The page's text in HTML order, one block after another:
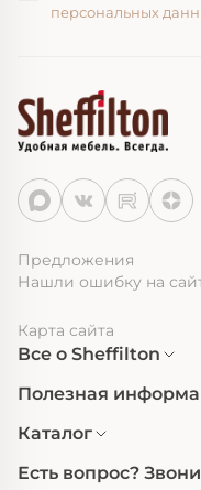
персональных
Предложения
Нашли ошибку на
Карта сайта
Все о Sheffilton
Полезная
Каталог
Есть вопрос?